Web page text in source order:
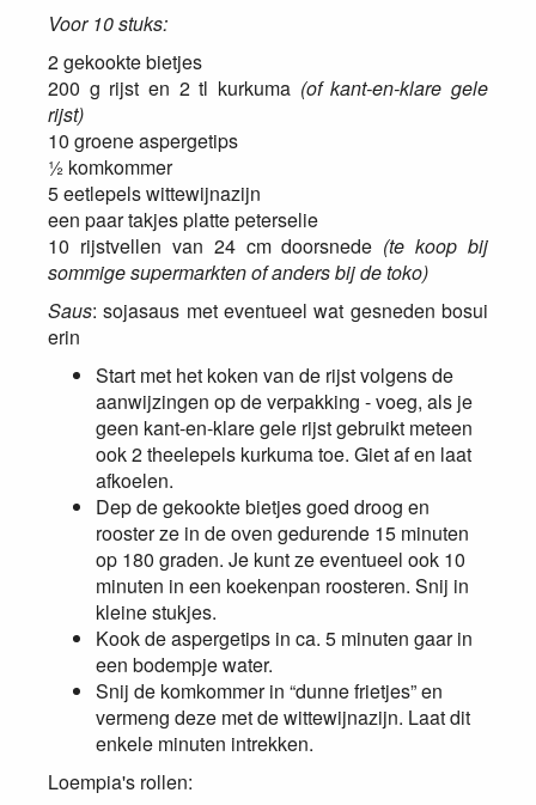
Voor 10 stuks:
2 gekookte bietjes
200 g rijst en 2 tl kurkuma (of kant-en-klare gele
rijst)
10 groene aspergetips
½ komkommer
5 eetlepels wittewijnazijn
een paar takjes platte peterselie
10 rijstvellen van 24 cm doorsnede (te koop bij
sommige supermarkten of anders bij de toko)
Saus: sojasaus met eventueel wat gesneden bosui
erin
Start met het koken van de rijst volgens de
aanwijzingen op de verpakking - voeg, als je
geen kant-en-klare gele rijst gebruikt meteen
ook 2 theelepels kurkuma toe. Giet af en laat
afkoelen.
Dep de gekookte bietjes goed droog en
rooster ze in de oven gedurende 15 minuten
op 180 graden. Je kunt ze eventueel ook 10
minuten in een koekenpan roosteren. Snij in
kleine stukjes.
Kook de aspergetips in ca. 5 minuten gaar in
een bodempje water.
Snij de komkommer in “dunne frietjes” en
vermeng deze met de wittewijnazijn. Laat dit
enkele minuten intrekken.
Loempia's rollen: